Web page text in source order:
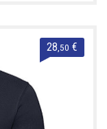
28 ,50 €